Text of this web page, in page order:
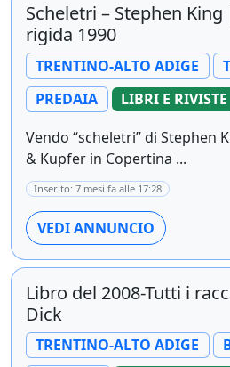
Scheletri – Stephen
rigida 1990
TRENTINO-ALTO ADIGE
PREDAIA
LIBRI E RIVISTE
Vendo “scheletri” di Stephen
& Kupfer in Copertina ...
Inserito: 7 mesi fa alle 17:28
VEDI ANNUNCIO
Libro del 2008-Tutti i
Dick
TRENTINO-ALTO ADIGE